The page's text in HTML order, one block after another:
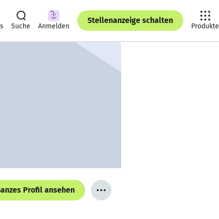
Suche Anmelden
Stellenanzeige schalten
Produkte
Profil ansehen